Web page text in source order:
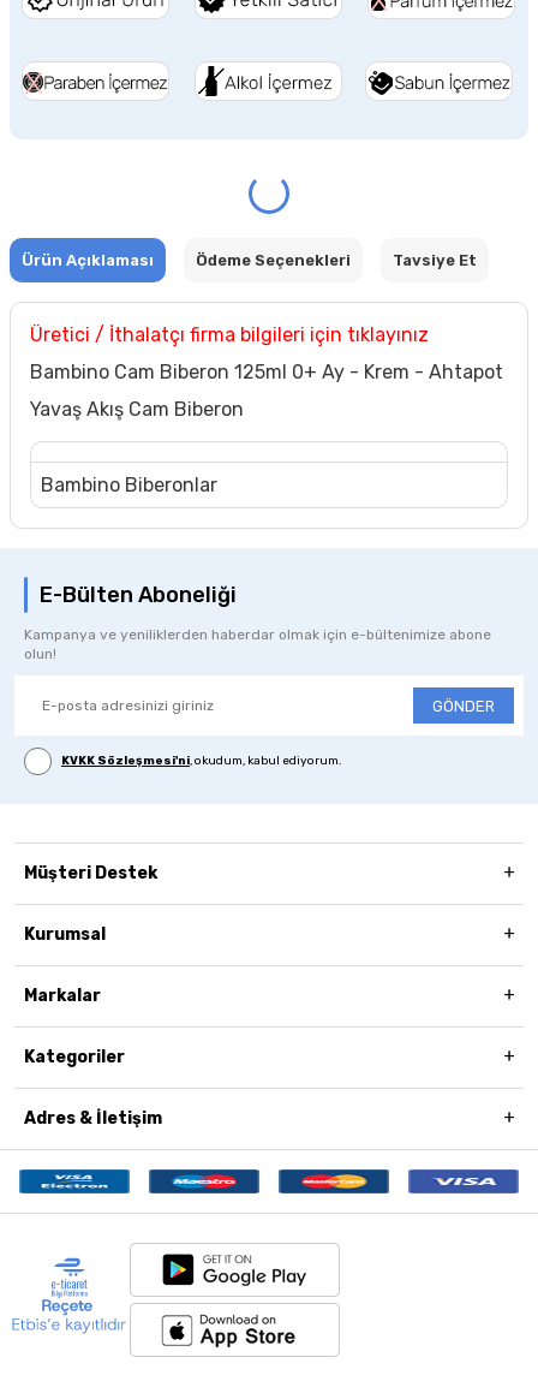
Ürün Açıklaması Ödeme Seçenekleri Tavsiye Et
Üretici / İthalatçı firma bilgileri için tıklayınız
Bambino Cam Biberon 125ml 0+ Ay - Krem - Ahtapot
Yavaş Akış Cam Biberon
Bambino Biberonlar
E-Bülten Aboneliği
Kampanya ve yeniliklerden haberdar olmak için e-bültenimize abone
olun!
GÖNDER
KVKK Sözleşmesi'ni, okudum, kabul ediyorum.
Müşteri Destek
Kurumsal
Markalar
Kategoriler
Adres & İletişim